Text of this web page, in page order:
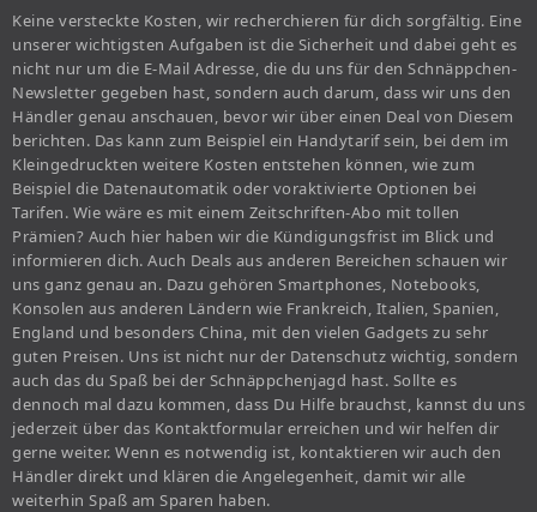
Keine versteckte Kosten, wir recherchieren für dich sorgfältig. Eine
unserer wichtigsten Aufgaben ist die Sicherheit und dabei geht es
nicht nur um die E-Mail Adresse, die du uns für den Schnäppchen-
Newsletter gegeben hast, sondern auch darum, dass wir uns den
Händler genau anschauen, bevor wir über einen Deal von Diesem
berichten. Das kann zum Beispiel ein Handytarif sein, bei dem im
Kleingedruckten weitere Kosten entstehen können, wie zum
Beispiel die Datenautomatik oder voraktivierte Optionen bei
Tarifen. Wie wäre es mit einem Zeitschriften-Abo mit tollen
Prämien? Auch hier haben wir die Kündigungsfrist im Blick und
informieren dich. Auch Deals aus anderen Bereichen schauen wir
uns ganz genau an. Dazu gehören Smartphones, Notebooks,
Konsolen aus anderen Ländern wie Frankreich, Italien, Spanien,
England und besonders China, mit den vielen Gadgets zu sehr
guten Preisen. Uns ist nicht nur der Datenschutz wichtig, sondern
auch das du Spaß bei der Schnäppchenjagd hast. Sollte es
dennoch mal dazu kommen, dass Du Hilfe brauchst, kannst du uns
jederzeit über das Kontaktformular erreichen und wir helfen dir
gerne weiter. Wenn es notwendig ist, kontaktieren wir auch den
Händler direkt und klären die Angelegenheit, damit wir alle
weiterhin Spaß am Sparen haben.